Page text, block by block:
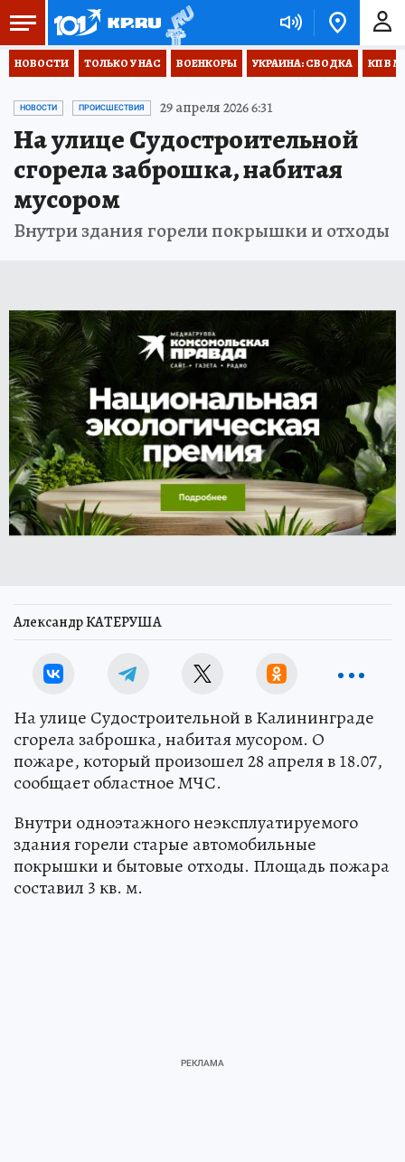
НОВОСТИ ТОЛЬКО У НАС ВОЕНКОРЫ УКРАИНА: СВОДКА КП В
НОВОСТИ ПРОИСШЕСТВИЯ 29 апреля 2026 6:31
На улице Судостроительной
сгорела заброшка, набитая
мусором
Внутри здания горели покрышки и отходы
Александр КАТЕРУША
На улице Судостроительной в Калининграде
сгорела заброшка, набитая мусором. О
пожаре, который произошел 28 апреля в 18.07,
сообщает областное МЧС.
Внутри одноэтажного неэксплуатируемого
здания горели старые автомобильные
покрышки и бытовые отходы. Площадь пожара
составил 3 кв. м.